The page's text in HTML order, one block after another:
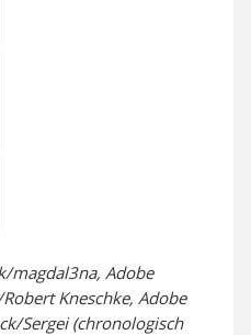
magdal3na, Adobe
Kneschke, Adobe
Sergei (chronologisch